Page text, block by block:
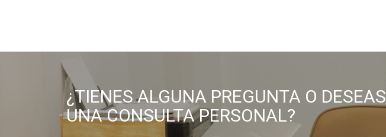
¿TIENES ALGUNA PREGUNTA O DESEAS
UNA CONSULTA PERSONAL?